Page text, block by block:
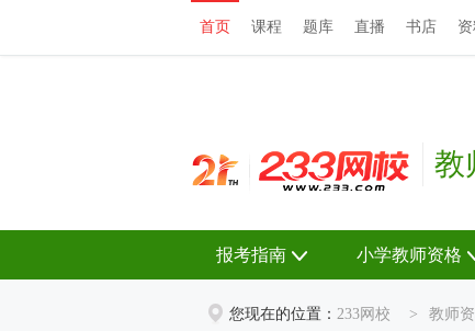
首页 课程 题库 直播 书店
首页 课程 题库 直播 书店 资料
教
报考指南 小学教师资格
您现在的位置： 233网校 > 教师